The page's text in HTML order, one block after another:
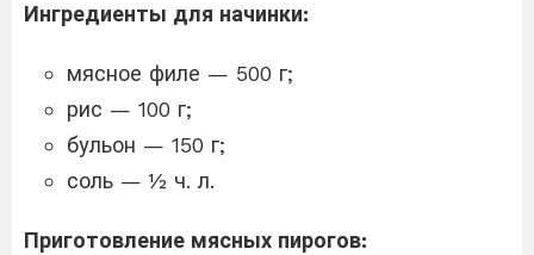
Ингредиенты для начинки:
мясное филе — 500 г;
рис — 100 г;
бульон — 150 г;
соль — ½ ч. л.
Приготовление мясных пирогов: